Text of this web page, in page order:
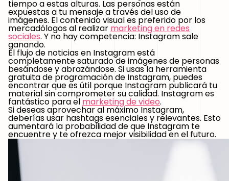
tiempo a estas alturas. Las personas están
expuestas a tu mensaje a través del uso de
imágenes. El contenido visual es preferido por los
mercadólogos al realizar marketing en redes
sociales. Y no hay competencia: Instagram sale
ganando.
El flujo de noticias en Instagram está
completamente saturado de imágenes de personas
besándose y abrazándose. Si usas la herramienta
gratuita de programación de Instagram, puedes
encontrar que es útil porque Instagram publicará tu
material sin comprometer su calidad. Instagram es
fantástico para el marketing de video.
Si deseas aprovechar al máximo Instagram,
deberías usar hashtags esenciales y relevantes. Esto
aumentará la probabilidad de que Instagram te
encuentre y te ofrezca mejor visibilidad en el futuro.